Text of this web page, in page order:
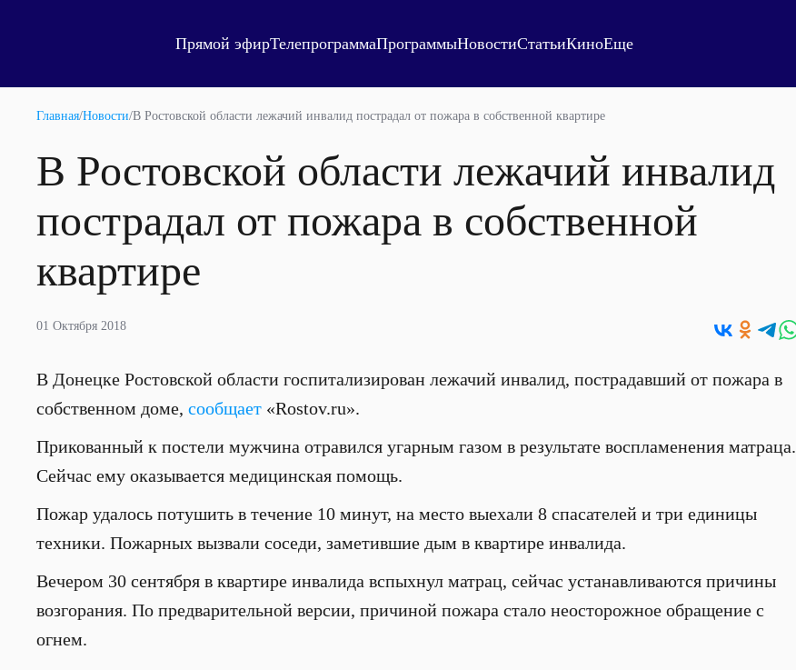
Прямой эфирТелепрограммаПрограммыНовостиСтатьиКиноЕще
Главная/Новости/В Ростовской области лежачий инвалид пострадал от пожара в собственной квартире
В Ростовской области лежачий инвалид
пострадал от пожара в собственной
квартире
01 Октября 2018
В Донецке Ростовской области госпитализирован лежачий инвалид, пострадавший от пожара в
собственном доме, сообщает «Rostov.ru».
Прикованный к постели мужчина отравился угарным газом в результате воспламенения матраца.
Сейчас ему оказывается медицинская помощь.
Пожар удалось потушить в течение 10 минут, на место выехали 8 спасателей и три единицы
техники. Пожарных вызвали соседи, заметившие дым в квартире инвалида.
Вечером 30 сентября в квартире инвалида вспыхнул матрац, сейчас устанавливаются причины
возгорания. По предварительной версии, причиной пожара стало неосторожное обращение с
огнем.